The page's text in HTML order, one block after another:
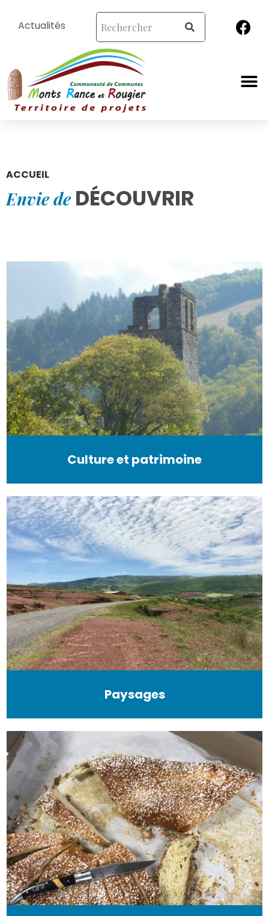
Actualités
ACCUEIL
Envie de DÉCOUVRIR
Culture et patrimoine
Paysages